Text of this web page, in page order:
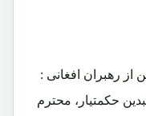
رهبران افغانی :
حکمتیار، محترم